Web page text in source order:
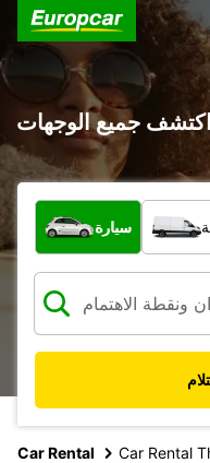
اكتشف جميع الوجهات
ما نوع المركبة؟
سيارة
Car Rental Car Rental